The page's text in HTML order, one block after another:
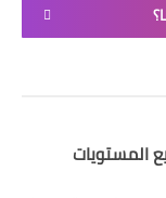
المستويات